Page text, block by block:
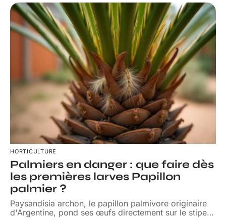
HORTICULTURE
Palmiers en danger : que faire dès
les premières larves Papillon
palmier ?
Paysandisia archon, le papillon palmivore originaire
d'Argentine, pond ses œufs directement sur le stipe…